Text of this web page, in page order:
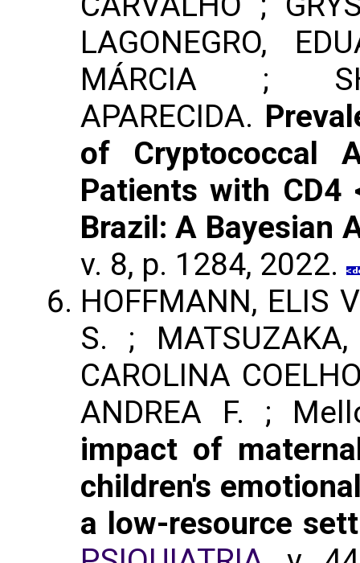
LAGONEGRO,
MÁRCIA ;
APARECIDA.
of Cryptococcal
Patients with CD4
Brazil: A Bayesian
v. 8, p. 1284, 2022.
HOFFMANN, ELIS
S. ;
CAROLINA
ANDREA F. ;
impact of
children's
a low-resource